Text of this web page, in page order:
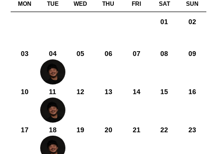
MON TUE WED THU FRI SAT SUN
01 02
03 04 05 06 07 08 09
10 11 12 13 14 15 16
17 18 19 20 21 22 23